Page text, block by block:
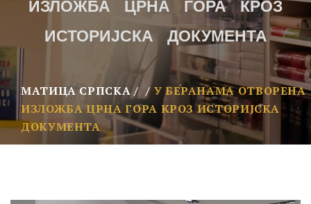
ИЗЛОЖБА ЦРНА ГОРА КРОЗ
ИСТОРИЈСКА ДОКУМЕНТА
МАТИЦА СРПСКА
У БЕРАНАМА ОТВОРЕНА
ИЗЛОЖБА ЦРНА ГОРА КРОЗ ИСТОРИЈСКА
ДОКУМЕНТА